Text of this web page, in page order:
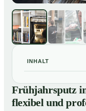
INHALT
01 Frühjahrsputz in
professionell
Frühjahrsputz
flexibel und